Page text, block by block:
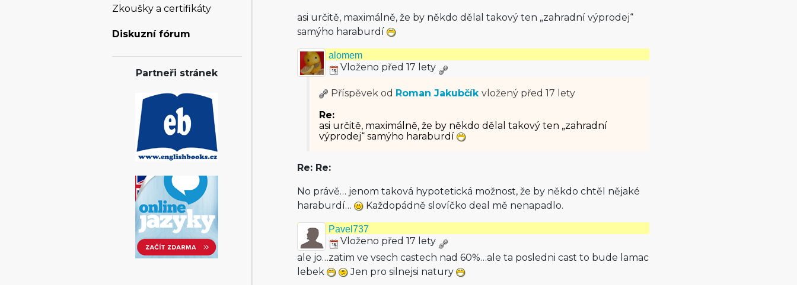
Zkoušky a certifikáty
Diskuzní fórum
Partneři stránek
asi určitě, maximálně, že by někdo dělal takový ten „zahradní výprodej“
samýho haraburdí
alomem
Vloženo před 17 lety
Příspěvek od Roman Jakubčík vložený před 17 lety
Re:
asi určitě, maximálně, že by někdo dělal takový ten „zahradní
výprodej“ samýho haraburdí
Re: Re:
No právě… jenom taková hypotetická možnost, že by někdo chtěl nějaké
haraburdí…
Každopádně slovíčko deal mě nenapadlo.
Pavel737
Vloženo před 17 lety
ale jo…zatim ve vsech castech nad 60%…ale ta posledni cast to bude lamac
lebek
Jen pro silnejsi natury